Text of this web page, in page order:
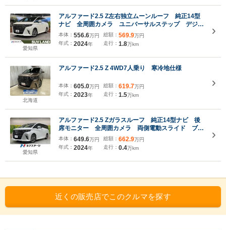
愛知県
アルファード2.5 Z左右独立ムーンルーフ 純正14型
ナビ 全周囲カメラ ユニバーサルステップ デジタ
ルインナーミラー レーダークルーズ 衝突軽減 三
眼LEDヘッド シートエアコン 合皮シート パワー
バックドア ETC
本体： 556.6万円
年式： 2024年
総額： 569.9万円
走行： 1.8万km
北海道
アルファード2.5 Z 4WD7人乗り 寒冷地仕様
本体： 605.0万円
年式： 2023年
総額： 619.7万円
走行： 1.5万km
愛知県
アルファード2.5 Zガラスルーフ 純正14型ナビ 後
席モニター 全周囲カメラ 両側電動スライド ブラ
インドスポットモニター レーダークルーズ デジタ
ルミラー 電動リアゲート Bluetooth シートエア
本体： 649.6万円
年式： 2024年
総額： 662.9万円
走行： 0.4万km
近くの販売店でこのクルマを探す